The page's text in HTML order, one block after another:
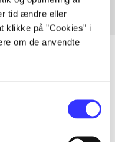
tid ændre eller
på ”Cookies” i
om de anvendte
udgivelser